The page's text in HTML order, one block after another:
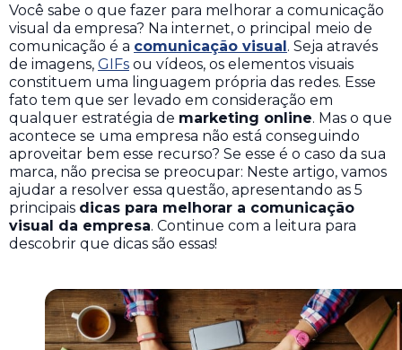
Você sabe o que fazer para melhorar a comunicação
visual da empresa? Na internet, o principal meio de
comunicação é a comunicação visual. Seja através
de imagens, GIFs ou vídeos, os elementos visuais
constituem uma linguagem própria das redes. Esse
fato tem que ser levado em consideração em
qualquer estratégia de marketing online. Mas o que
acontece se uma empresa não está conseguindo
aproveitar bem esse recurso? Se esse é o caso da sua
marca, não precisa se preocupar: Neste artigo, vamos
ajudar a resolver essa questão, apresentando as 5
principais dicas para melhorar a comunicação
visual da empresa. Continue com a leitura para
descobrir que dicas são essas!